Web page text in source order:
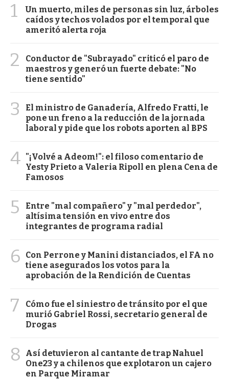
1
Un muerto, miles de personas sin luz, árboles
caídos y techos volados por el temporal que
ameritó alerta roja
2
Conductor de "Subrayado" criticó el paro de
maestros y generó un fuerte debate: "No
tiene sentido"
3
El ministro de Ganadería, Alfredo Fratti, le
pone un freno a la reducción de la jornada
laboral y pide que los robots aporten al BPS
4 "¡Volvé a Adeom!": el filoso comentario de
Yesty Prieto a Valeria Ripoll en plena Cena de
Famosos
5
Entre "mal compañero" y "mal perdedor",
altísima tensión en vivo entre dos
integrantes de programa radial
6
Con Perrone y Manini distanciados, el FA no
tiene asegurados los votos para la
aprobación de la Rendición de Cuentas
7
Cómo fue el siniestro de tránsito por el que
murió Gabriel Rossi, secretario general de
Drogas
8
Así detuvieron al cantante de trap Nahuel
One23 y a chilenos que explotaron un cajero
en Parque Miramar